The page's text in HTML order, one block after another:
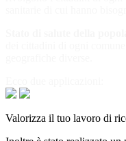
Valorizza il tuo lavoro di